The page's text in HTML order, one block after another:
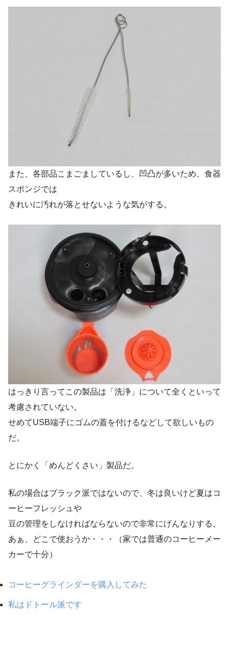
また、各部品こまごましているし、凹凸が多いため、食器
スポンジでは
きれいに汚れが落とせないような気がする。
はっきり言ってこの製品は「洗浄」について全くといって
考慮されていない。
せめてUSB端子にゴムの蓋を付けるなどして欲しいもの
だ。
とにかく「めんどくさい」製品だ。
私の場合はブラック派ではないので、冬は良いけど夏はコ
ーヒーフレッシュや
豆の管理をしなければならないので非常にげんなりする。
あぁ、どこで使おうか・・・（家では普通のコーヒーメー
カーで十分）
コーヒーグラインダーを購入してみた
私はドトール派です